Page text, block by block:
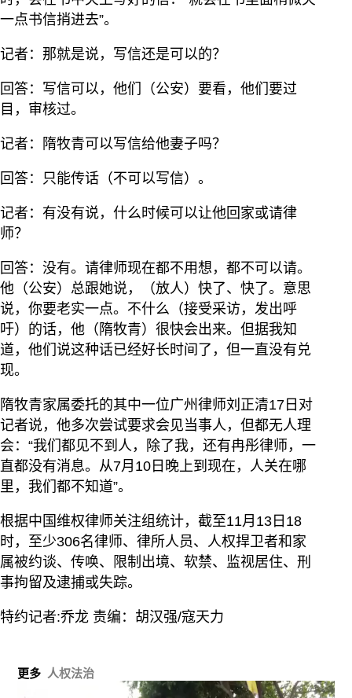
一点书信捎进去”。
记者：那就是说，写信还是可以的？
回答：写信可以，他们（公安）要看，他们要过
目，审核过。
记者：隋牧青可以写信给他妻子吗？
回答：只能传话（不可以写信）。
记者：有没有说，什么时候可以让他回家或请律
师？
回答：没有。请律师现在都不用想，都不可以请。
他（公安）总跟她说，（放人）快了、快了。意思
说，你要老实一点。不什么（接受采访，发出呼
吁）的话，他（隋牧青）很快会出来。但据我知
道，他们说这种话已经好长时间了，但一直没有兑
现。
隋牧青家属委托的其中一位广州律师刘正清17日对
记者说，他多次尝试要求会见当事人，但都无人理
会：“我们都见不到人，除了我，还有冉彤律师，一
直都没有消息。从7月10日晚上到现在，人关在哪
里，我们都不知道”。
根据中国维权律师关注组统计，截至11月13日18
时，至少306名律师、律所人员、人权捍卫者和家
属被约谈、传唤、限制出境、软禁、监视居住、刑
事拘留及逮捕或失踪。
特约记者:乔龙 责编：胡汉强/寇天力
更多 人权法治